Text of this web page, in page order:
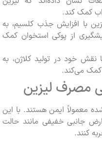
کند.
افزایش جذب کلسیم، به
از پوکی استخوان کمک
در تولید کلاژن، به
لیزین
ایمن هستند. با این
خفیفی مانند حالت